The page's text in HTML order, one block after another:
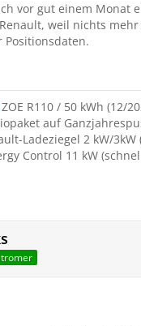
vor gut einem Monat
weil nichts
Positionsdaten.
ZOE R110 / 50 kWh (12/
auf
Ladeziegel 2 kW/3kW
Control 11 kW